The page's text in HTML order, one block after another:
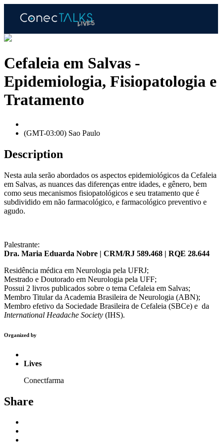
Cefaleia em Salvas -
Epidemiologia, Fisiopatologia e
Tratamento
(GMT-03:00) Sao Paulo
Description
Nesta aula serão abordados os aspectos epidemiológicos da Cefaleia
em Salvas, as nuances das diferenças entre idades, e gênero, bem
como seus mecanismos fisiopatológicos e seu tratamento que é
subdividido em não farmacológico, e farmacológico preventivo e
agudo.
Palestrante:
Dra. Maria Eduarda Nobre | CRM/RJ 589.468 | RQE 28.644
Residência médica em Neurologia pela UFRJ;
Mestrado e Doutorado em Neurologia pela UFF;
Possui 2 livros publicados sobre o tema Cefaleia em Salvas;
Membro Titular da Academia Brasileira de Neurologia (ABN);
Membro efetivo da Sociedade Brasileira de Cefaleia (SBCe) e da
International Headache Society (IHS).
Organized by
Lives
Conectfarma
Share